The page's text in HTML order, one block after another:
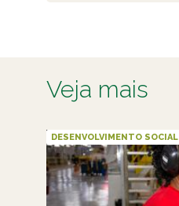
Veja mais
DESENVOLVIMENTO SOCIAL